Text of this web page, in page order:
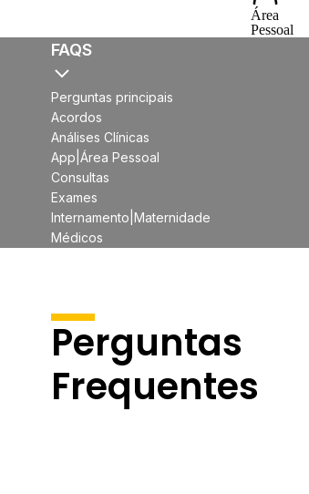
Área
Pessoal
FAQS
Perguntas principais
Acordos
Análises Clínicas
App|Área Pessoal
Consultas
Exames
Internamento|Maternidade
Médicos
Perguntas
Frequentes